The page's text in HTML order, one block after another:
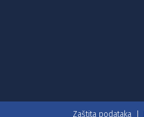
Zaštita podataka